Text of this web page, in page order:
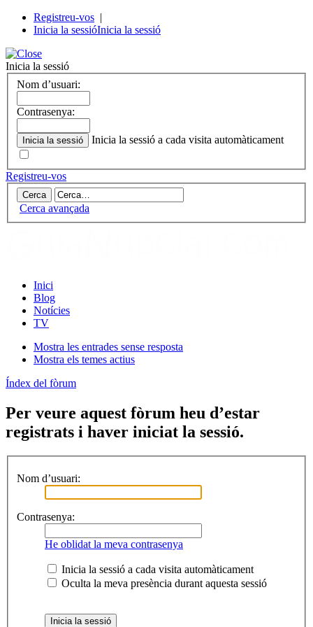
Registreu-vos |
Inicia la sessióInicia la sessió
Inicia la sessió
Nom d’usuari:
Contrasenya:
Inicia la sessió a cada visita automàticament
Registreu-vos
Cerca avançada
Inici
Blog
Notícies
TV
Mostra les entrades sense resposta
Mostra els temes actius
Índex del fòrum
Per veure aquest fòrum heu d’estar
registrats i haver iniciat la sessió.
Nom d’usuari:
Contrasenya:
He oblidat la meva contrasenya
Inicia la sessió a cada visita automàticament
Oculta la meva presència durant aquesta sessió